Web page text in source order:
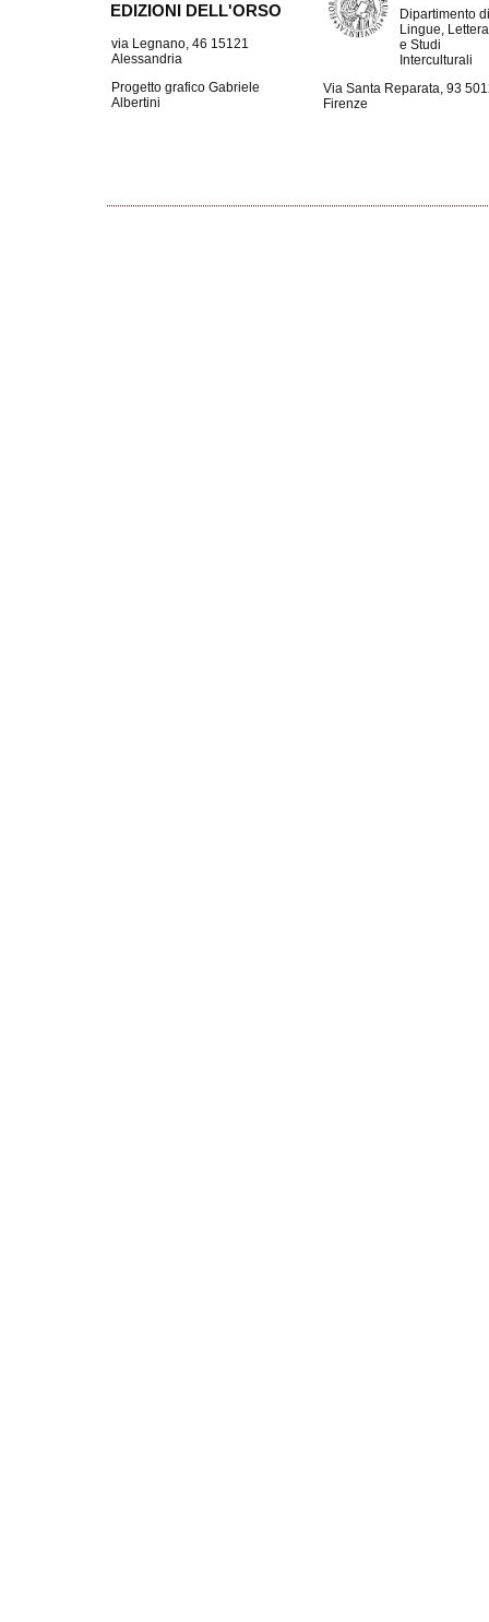
EDIZIONI DELL'ORSO
via Legnano, 46 15121
Alessandria
Progetto grafico Gabriele
Albertini
Dipartimento
Lingue,
e Studi
Interculturali
Via Santa Reparata, 93
Firenze